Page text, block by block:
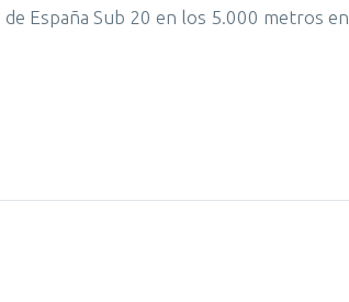
España Sub 20 en los 5.000 metros en